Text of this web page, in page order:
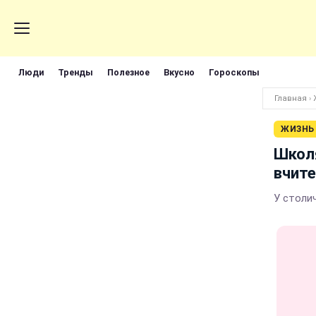
Люди Тренды Полезное Вкусно Гороскопы
Главная ›
ЖИЗНЬ
У